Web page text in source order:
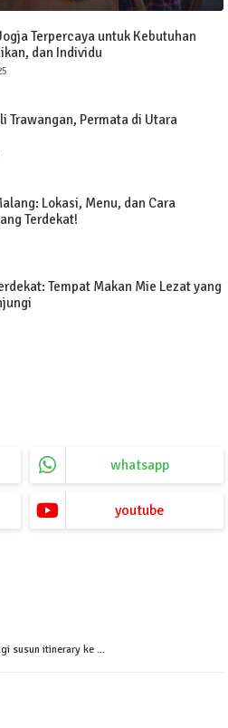
Terpercaya untuk Kebutuhan
dan Individu
Trawangan, Permata di Utara
Lokasi, Menu, dan Cara
Terdekat!
Tempat Makan Mie Lezat yang
whatsapp
youtube
susun itinerary ke ...